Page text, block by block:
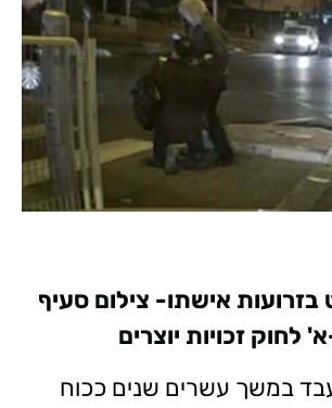
בזרועות אישתו- צילום סעיף
בן ה-52, עבד במשך עשרים שנים ככוח